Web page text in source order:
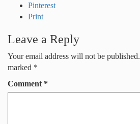
Pinterest
Print
Leave a Reply
Your email address will not be published.
marked *
Comment *